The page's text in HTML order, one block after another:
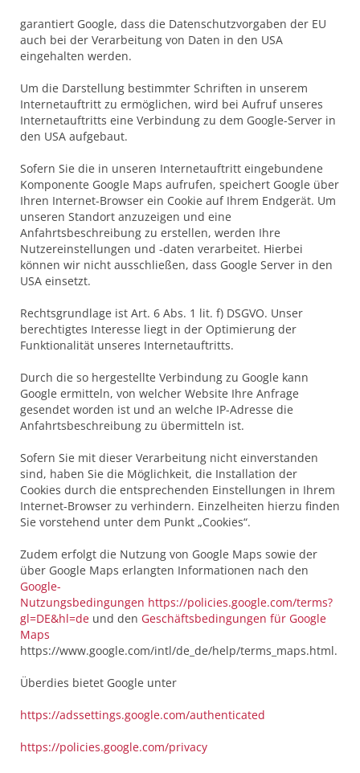
garantiert Google, dass die Datenschutzvorgaben der EU
auch bei der Verarbeitung von Daten in den USA
eingehalten werden.
Um die Darstellung bestimmter Schriften in unserem
Internetauftritt zu ermöglichen, wird bei Aufruf unseres
Internetauftritts eine Verbindung zu dem Google-Server in
den USA aufgebaut.
Sofern Sie die in unseren Internetauftritt eingebundene
Komponente Google Maps aufrufen, speichert Google über
Ihren Internet-Browser ein Cookie auf Ihrem Endgerät. Um
unseren Standort anzuzeigen und eine
Anfahrtsbeschreibung zu erstellen, werden Ihre
Nutzereinstellungen und -daten verarbeitet. Hierbei
können wir nicht ausschließen, dass Google Server in den
USA einsetzt.
Rechtsgrundlage ist Art. 6 Abs. 1 lit. f) DSGVO. Unser
berechtigtes Interesse liegt in der Optimierung der
Funktionalität unseres Internetauftritts.
Durch die so hergestellte Verbindung zu Google kann
Google ermitteln, von welcher Website Ihre Anfrage
gesendet worden ist und an welche IP-Adresse die
Anfahrtsbeschreibung zu übermitteln ist.
Sofern Sie mit dieser Verarbeitung nicht einverstanden
sind, haben Sie die Möglichkeit, die Installation der
Cookies durch die entsprechenden Einstellungen in Ihrem
Internet-Browser zu verhindern. Einzelheiten hierzu finden
Sie vorstehend unter dem Punkt „Cookies“.
Zudem erfolgt die Nutzung von Google Maps sowie der
über Google Maps erlangten Informationen nach den
Google-
Nutzungsbedingungen https://policies.google.com/terms?
gl=DE&hl=de und den Geschäftsbedingungen für Google
Maps
https://www.google.com/intl/de_de/help/terms_maps.html.
Überdies bietet Google unter
https://adssettings.google.com/authenticated
https://policies.google.com/privacy